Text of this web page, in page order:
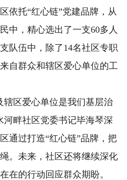
托“红心链”党建品牌，从
中，精心选出了一支60多人
队伍中，除了14名社区专职
自群众和辖区爱心单位的工
区爱心单位是我们基层治
河畔社区党委书记毕海琴深
通过打造“红心链”品牌，把
。未来，社区还将继续深化
在的行动回应群众期盼。